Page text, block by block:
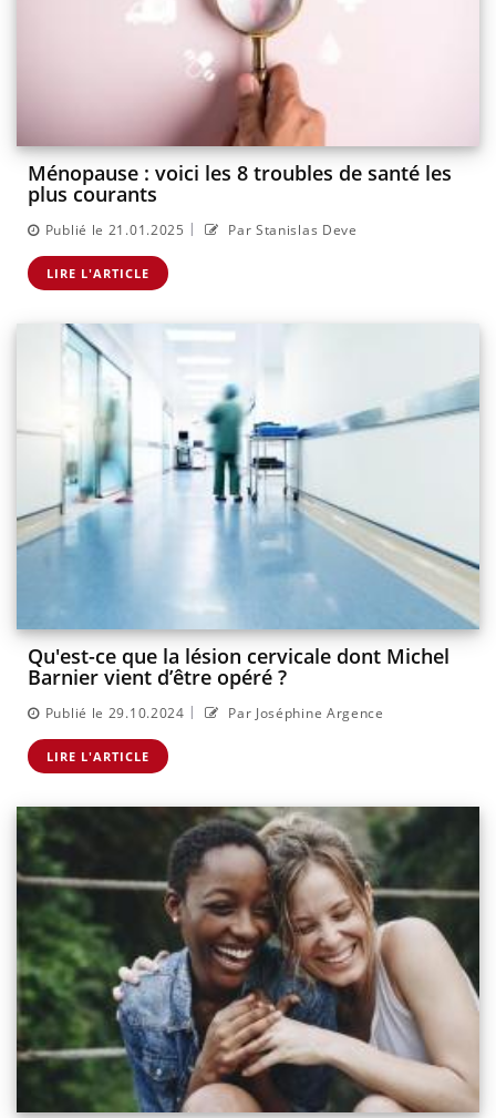
Ménopause : voici les 8 troubles de santé les
plus courants
Publié le 21.01.2025 | Par Stanislas Deve
LIRE L'ARTICLE
Qu'est-ce que la lésion cervicale dont Michel
Barnier vient d’être opéré ?
Publié le 29.10.2024 | Par Joséphine Argence
LIRE L'ARTICLE